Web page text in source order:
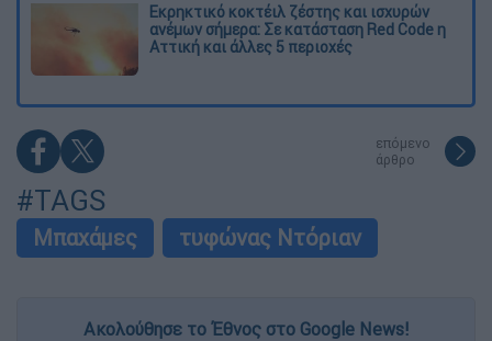
Εκρηκτικό κοκτέιλ ζέστης και ισχυρών
ανέμων σήμερα: Σε κατάσταση Red Code η
Αττική και άλλες 5 περιοχές
επόμενο
άρθρο
#TAGS
Μπαχάμες τυφώνας Ντόριαν
Ακολούθησε το Έθνος στο Google News!